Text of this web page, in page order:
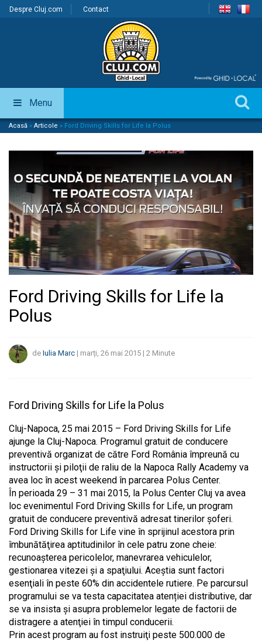
Despre Cluj.com Contact
Menu
Acasă » Articole » Ford Driving Skills for Life la Polus
Ford Driving Skills for Life la
Polus
de Iulia Marc | marți, 26 mai 2015 | 2 Minute
Ford Driving Skills for Life la Polus
Cluj-Napoca, 25 mai 2015 – Ford Driving Skills for Life
ajunge la Cluj-Napoca. Programul gratuit de conducere
preventivă organizat de către Ford România împreună cu
instructorii şi piloţii de raliu de la Napoca Rally Academy va
avea loc în acest weekend în parcarea Polus Center.
În perioada 29 – 31 mai 2015, la Polus Center Cluj va avea
loc evenimentul Ford Driving Skills for Life, un program
gratuit de conducere preventivă adresat tinerilor şoferi.
Ford Driving Skills for Life vine în sprijinul acestora prin
îmbunătăţirea aptitudinilor în cele patru zone cheie:
recunoaşterea pericolelor, manevrarea vehiculelor,
gestionarea vitezei şi a spaţiului. Aceştia sunt factori
esenţiali în peste 60% din accidentele rutiere. Pe parcursul
programului se va testa capacitatea atenției distributive, dar
se va insista şi asupra problemelor legate de factorii de
distragere a atenţiei în timpul conducerii.
Prin acest program au fost instruiţi peste 500.000 de